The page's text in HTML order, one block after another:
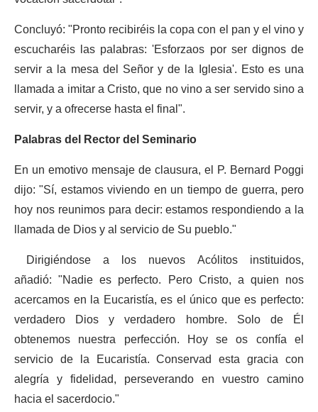
Concluyó: "Pronto recibiréis la copa con el pan y el vino y
escucharéis las palabras: 'Esforzaos por ser dignos de
servir a la mesa del Señor y de la Iglesia'. Esto es una
llamada a imitar a Cristo, que no vino a ser servido sino a
servir, y a ofrecerse hasta el final".
Palabras del Rector del Seminario
En un emotivo mensaje de clausura, el P. Bernard Poggi
dijo: "Sí, estamos viviendo en un tiempo de guerra, pero
hoy nos reunimos para decir: estamos respondiendo a la
llamada de Dios y al servicio de Su pueblo."
Dirigiéndose a los nuevos Acólitos instituidos,
añadió: "Nadie es perfecto. Pero Cristo, a quien nos
acercamos en la Eucaristía, es el único que es perfecto:
verdadero Dios y verdadero hombre. Solo de Él
obtenemos nuestra perfección. Hoy se os confía el
servicio de la Eucaristía. Conservad esta gracia con
alegría y fidelidad, perseverando en vuestro camino
hacia el sacerdocio."